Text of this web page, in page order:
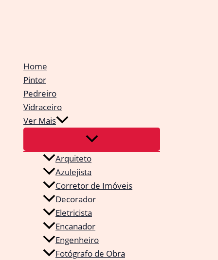
Home
Pintor
Pedreiro
Vidraceiro
Ver Mais
Arquiteto
Azulejista
Corretor de Imóveis
Decorador
Eletricista
Encanador
Engenheiro
Fotógrafo de Obra